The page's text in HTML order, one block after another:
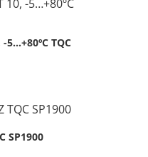
-5…+80ºC TQC
SP1900